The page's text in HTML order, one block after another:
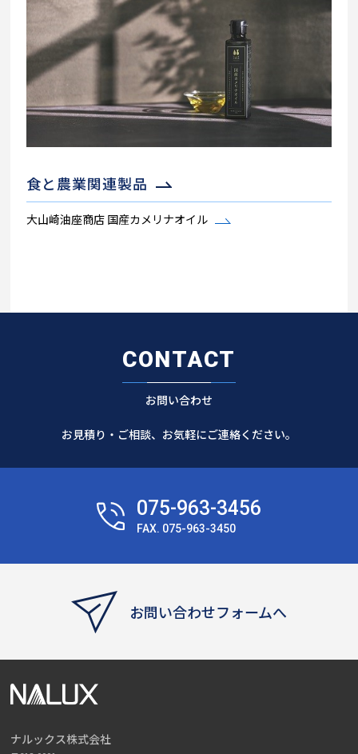
食と農業関連製品
大山崎油座商店 国産カメリナオイル
CONTACT
お問い合わせ
お見積り・ご相談、お気軽にご連絡ください。
075-963-3456
FAX. 075-963-3450
お問い合わせフォームへ
ナルックス株式会社